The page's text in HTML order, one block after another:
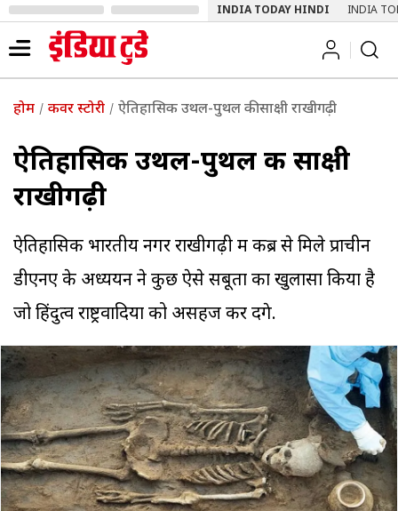
INDIA TODAY HINDI INDIA
होम कवर स्टोरी ऐतिहासिक उथल-पुथल की साक्षी राखीगढ़ी
ऐतिहासिक उथल-पुथल की साक्षी
राखीगढ़ी
ऐतिहासिक भारतीय नगर राखीगढ़ी में कब्र से मिले प्राचीन
डीएनए के अध्ययन ने कुछ ऐसे सबूतों का खुलासा किया है
जो हिंदुत्व राष्ट्रवादियों को असहज कर देंगे.